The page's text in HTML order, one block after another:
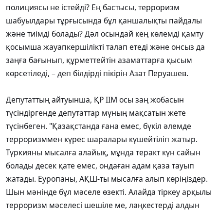
полициясы не істейді? Ең бастысы, терроризм
шабуылдары тұрғысында бұл қаншалықты пайдалы
және тиімді болады? Дәл осындай кең көлемді қамту
қосымша жауапкершілікті талап етеді және онсыз да
заңға бағынып, құрметтейтін азаматтарға қысым
көрсетіледі, – деп білдірді пікірін Азат Перуашев.
Депутаттың айтуынша, ҚР ІІМ осы заң жобасын
түсіндіргенде депутаттар мұның мақсатын жете
түсінбеген. "Қазақстанда ғана емес, бүкіл әлемде
терроризммен күрес шаралары күшейтіліп жатыр.
Түркияны мысалға алайық, мұнда теракт күн сайын
болады десек қате емес, ондаған адам қаза тауып
жатады. Еуропаны, АҚШ-ты мысалға алып көріңіздер.
Шын мәнінде бұл мәселе өзекті. Алайда тіркеу арқылы
терроризм мәселесі шешіле ме, лаңкестерді алдын